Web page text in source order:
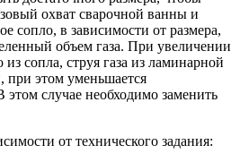
охват сварочной ванны и
сопло, в зависимости от размера,
объем газа. При увеличении
сопла, струя газа из ламинарной
при этом уменьшается
случае необходимо заменить
от технического задания: